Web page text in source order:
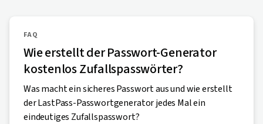
FAQ
Wie erstellt der Passwort-Generator
kostenlos Zufallspasswörter?
Was macht ein sicheres Passwort aus und wie erstellt
der LastPass-Passwortgenerator jedes Mal ein
eindeutiges Zufallspasswort?